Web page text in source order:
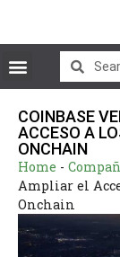
COINBASE
ACCESO A
ONCHAIN
Home -
Ampliar el
Onchain